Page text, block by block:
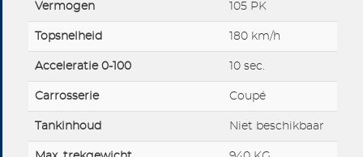
Vermogen 105 PK
Topsnelheid 180 km/h
Acceleratie 0-100 10 sec.
Carrosserie Coupé
Tankinhoud Niet beschikbaar